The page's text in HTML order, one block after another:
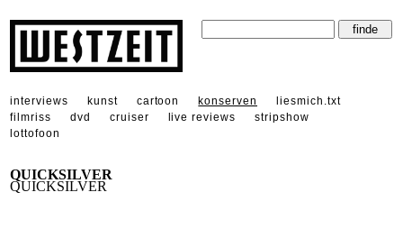
interviews kunst cartoon konserven
liesmich.txt
filmriss
dvd cruiser live reviews
stripshow
lottofoon
QUICKSILVER
QUICKSILVER